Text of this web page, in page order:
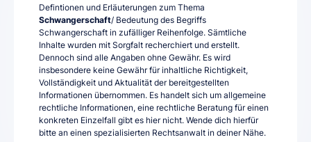
Defintionen und Erläuterungen zum Thema
Schwangerschaft/ Bedeutung des Begriffs
Schwangerschaft in zufälliger Reihenfolge. Sämtliche
Inhalte wurden mit Sorgfalt recherchiert und erstellt.
Dennoch sind alle Angaben ohne Gewähr. Es wird
insbesondere keine Gewähr für inhaltliche Richtigkeit,
Vollständigkeit und Aktualität der bereitgestellten
Informationen übernommen. Es handelt sich um allgemeine
rechtliche Informationen, eine rechtliche Beratung für einen
konkreten Einzelfall gibt es hier nicht. Wende dich hierfür
bitte an einen spezialisierten Rechtsanwalt in deiner Nähe.